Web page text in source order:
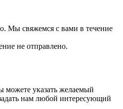
Мы свяжемся с вами в течение
не отправлено.
можете указать желаемый
нам любой интересующий